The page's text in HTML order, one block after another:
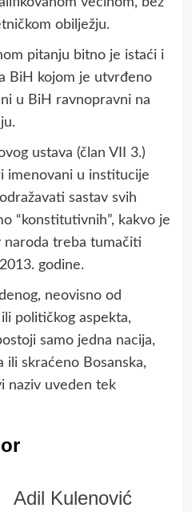
obilježju.
pitanju bitno je istaći i
BiH kojom je utvrđeno
u BiH ravnopravni na
ustava (član VII 3.)
imenovani u institucije
sastav svih
“konstitutivnih”, kakvo je
naroda treba tumačiti
godine.
neovisno od
političkog aspekta,
samo jedna nacija,
ili skraćeno Bosanska,
naziv uveden tek
Adil Kulenović